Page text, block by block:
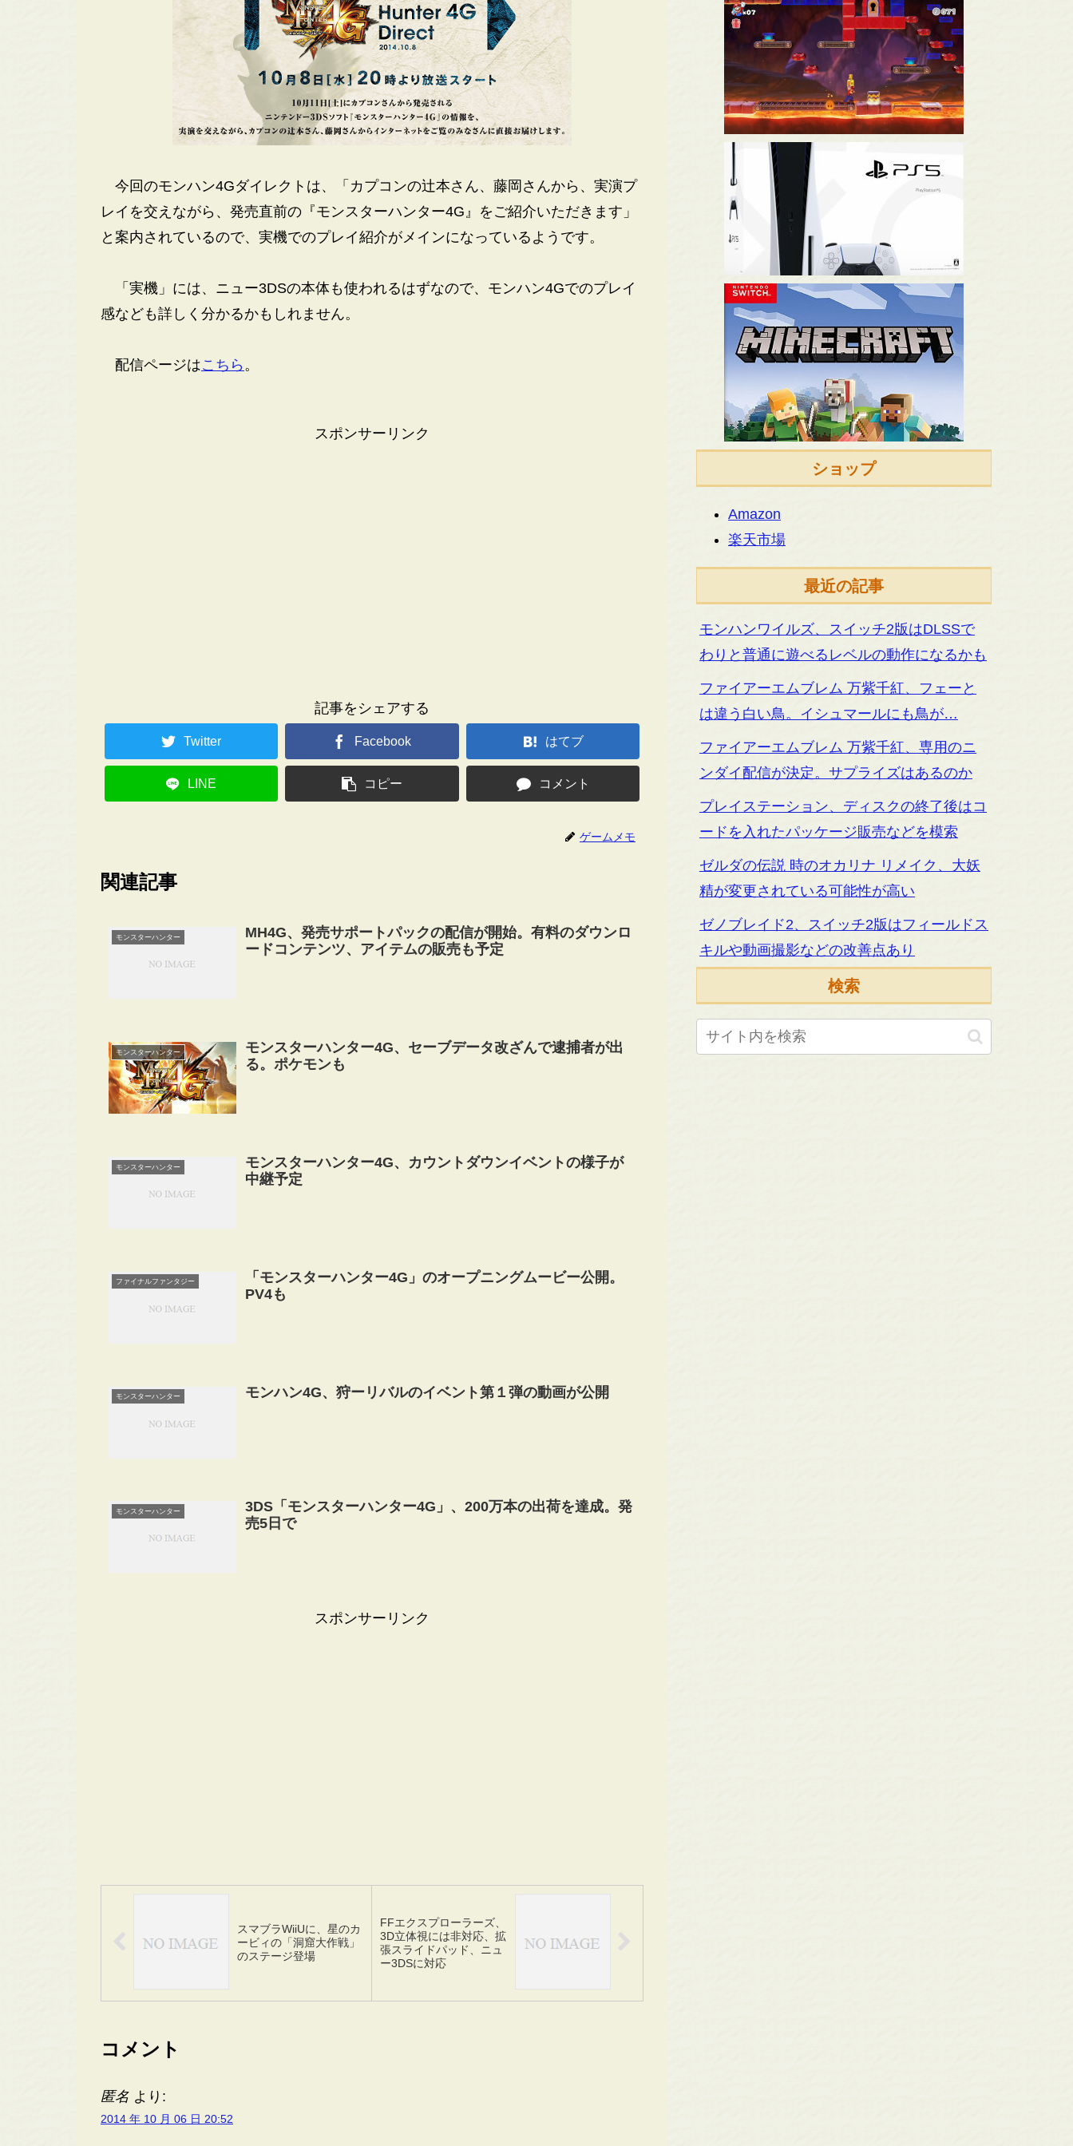
今回のモンハン4Gダイレクトは、「カプコンの辻本さん、藤岡さんから、実演プ
レイを交えながら、発売直前の『モンスターハンター4G』をご紹介いただきます」
と案内されているので、実機でのプレイ紹介がメインになっているようです。
「実機」には、ニュー3DSの本体も使われるはずなので、モンハン4Gでのプレイ
感なども詳しく分かるかもしれません。
配信ページはこちら 。
スポンサーリンク
記事をシェアする
Twitter Facebook はてブ
LINE コピー コメント
ゲームメモ
関連記事
モンスターハンター
MH4G、発売サポートパックの配信が開始。有料のダウンロ
ードコンテンツ、アイテムの販売も予定
モンスターハンター
モンスターハンター4G、セーブデータ改ざんで逮捕者が出
る。ポケモンも
モンスターハンター
モンスターハンター4G、カウントダウンイベントの様子が
中継予定
ファイナルファンタジー
「モンスターハンター4G」のオープニングムービー公開。
PV4も
モンスターハンター モンハン4G、狩ーリバルのイベント第１弾の動画が公開
モンスターハンター
3DS「モンスターハンター4G」、200万本の出荷を達成。発
売5日で
スポンサーリンク
スマブラWiiUに、星のカ
ービィの「洞窟大作戦」
のステージ登場
FFエクスプローラーズ、
3D立体視には非対応、拡
張スライドパッド、ニュ
ー3DSに対応
コメント
匿名 より:
2014 年 10 月 06 日 20:52
ショップ
Amazon
楽天市場
最近の記事
モンハンワイルズ、スイッチ2版はDLSSで
わりと普通に遊べるレベルの動作になるかも
ファイアーエムブレム 万紫千紅、フェーと
は違う白い鳥。イシュマールにも鳥が…
ファイアーエムブレム 万紫千紅、専用のニ
ンダイ配信が決定。サプライズはあるのか
プレイステーション、ディスクの終了後はコ
ードを入れたパッケージ販売などを模索
ゼルダの伝説 時のオカリナ リメイク、大妖
精が変更されている可能性が高い
ゼノブレイド2、スイッチ2版はフィールドス
キルや動画撮影などの改善点あり
検索